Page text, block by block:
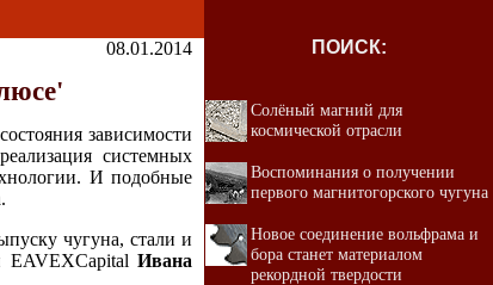
08.01.2014
зависимости
системных
И подобные
чугуна, стали и
EAVEXCapital Ивана
ПОИСК:
Солёный магний для
космической отрасли
Воспоминания о получении
первого магнитогорского чугуна
Новое соединение вольфрама и
бора станет материалом
рекордной твердости